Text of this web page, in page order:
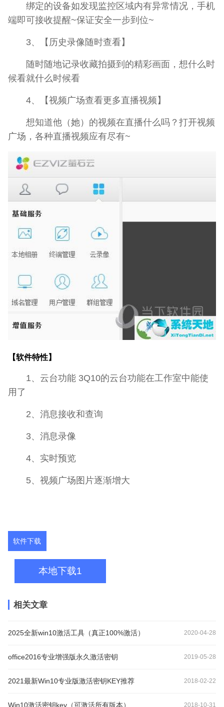
绑定的设备如发现监控区域内有异常情况，手机
端即可接收提醒~保证安全一步到位~
3、【历史录像随时查看】
随时随地记录收藏拍摄到的精彩画面，想什么时
候看就什么时候看
4、【视频广场查看更多直播视频】
想知道他（她）的视频在直播什么吗？打开视频
广场，各种直播视频应有尽有~
【软件特性】
1、云台功能 3Q10的云台功能在工作室中能使
用了
2、消息接收和查询
3、消息录像
4、实时预览
5、视频广场图片逐渐增大
软件下载
本地下载1
相关文章
2025全新win10激活工具（真正100%激活） 2020-04-28
office2016专业增强版永久激活密钥 2019-05-28
2021最新Win10专业版激活密钥KEY推荐 2018-02-22
Win10激活密钥key（可激活所有版本） 2018-10-31